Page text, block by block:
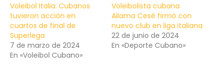
Voleibol Italia: Cubanos
tuvieron acción en
cuartos de final de
Superlega
7 de marzo de 2024
En «Voleibol Cubano»
Voleibolista cubana
Ailama Cesé firmó con
nuevo club en liga italiana
22 de junio de 2024
En «Deporte Cubano»